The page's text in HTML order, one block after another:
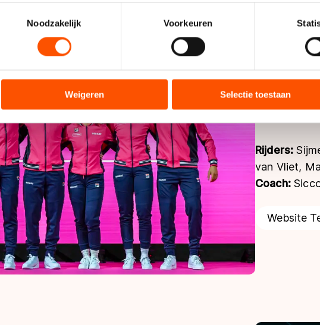
Uw apparaat identificeren door het actief te scannen op specifieke
Lees meer over hoe uw persoonlijke gegevens worden verwerkt en stel uw
toestemming op elk moment wijzigen of intrekken in de Cookieverklaring.
analyseren. We delen informatie over uw gebruik van onze site met onze
analyse. Zij kunnen deze combineren met andere gegevens die u aan hen
hun services. Sommige partners kunnen gegevens doorgeven aan landen
adequaat beschermingsniveau geldt volgens de GDPR. Door op
Meer informatie vindt u in ons cookiebeleid.
Noodzakelijk
Voorkeuren
Weigeren Selectie toestaan
Rijders:
van Vliet,
Coach:
Website